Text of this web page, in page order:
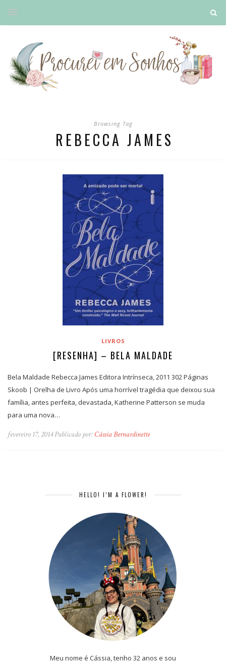
Browsing Tag
REBECCA JAMES
LIVROS
[RESENHA] – BELA MALDADE
Bela Maldade Rebecca James Editora Intrínseca, 2011 302 Páginas
Skoob | Orelha de Livro Após uma horrível tragédia que deixou sua
família, antes perfeita, devastada, Katherine Patterson se muda
para uma nova…
fevereiro 17, 2014 Publicado por: Cássia Bernardinette
HELLO! I’M A FLOWER!
Meu nome é Cássia, tenho 32 anos e sou